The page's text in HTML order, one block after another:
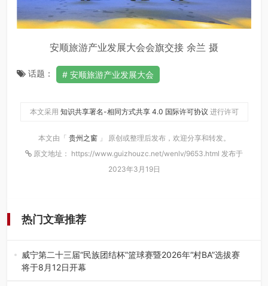
安顺旅游产业发展大会会旗交接 余兰 摄
话题： 安顺旅游产业发展大会
本文采用 知识共享署名-相同方式共享 4.0 国际许可协议 进行许可
本文由「 贵州之窗 」 原创或整理后发布，欢迎分享和转发。
原文地址： https://www.guizhouzc.net/wenlv/9653.html 发布于
2023年3月19日
热门文章推荐
威宁第二十三届“民族团结杯”篮球赛暨2026年“村BA”选拔赛
将于8月12日开幕
8月7日，威宁彝族回族苗族自治县第二十三届“民族团结